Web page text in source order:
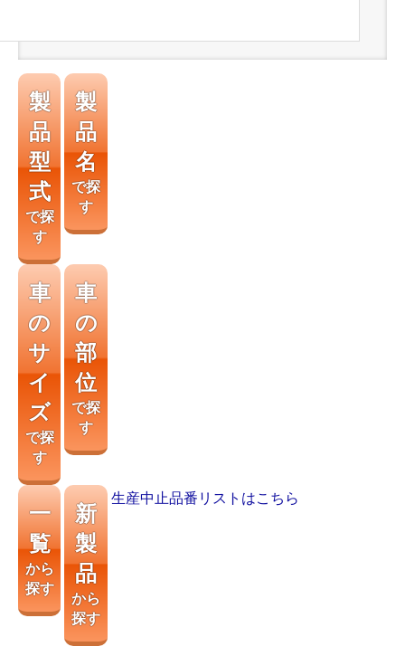
製
品
型
式
で探
す
製
品
名
で探
す
車
の
サ
イ
ズ
で探
す
車
の
部
位
で探
す
一
覧
から
探す
新
製
品
から
探す
生産中止品番リストはこちら